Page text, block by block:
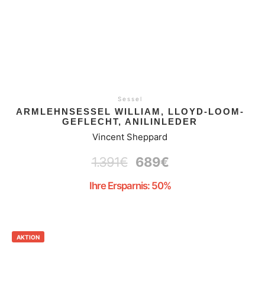
Sessel
ARMLEHNSESSEL WILLIAM, LLOYD-LOOM-
GEFLECHT, ANILINLEDER
Vincent Sheppard
1.391€ 689€
Ihre Ersparnis: 50%
AKTION